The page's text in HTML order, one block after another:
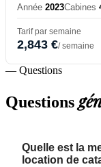
Année 2023Cabines
Tarif par semaine
2,843 €/ semaine
— Questions
Questions
Quelle est la
location de